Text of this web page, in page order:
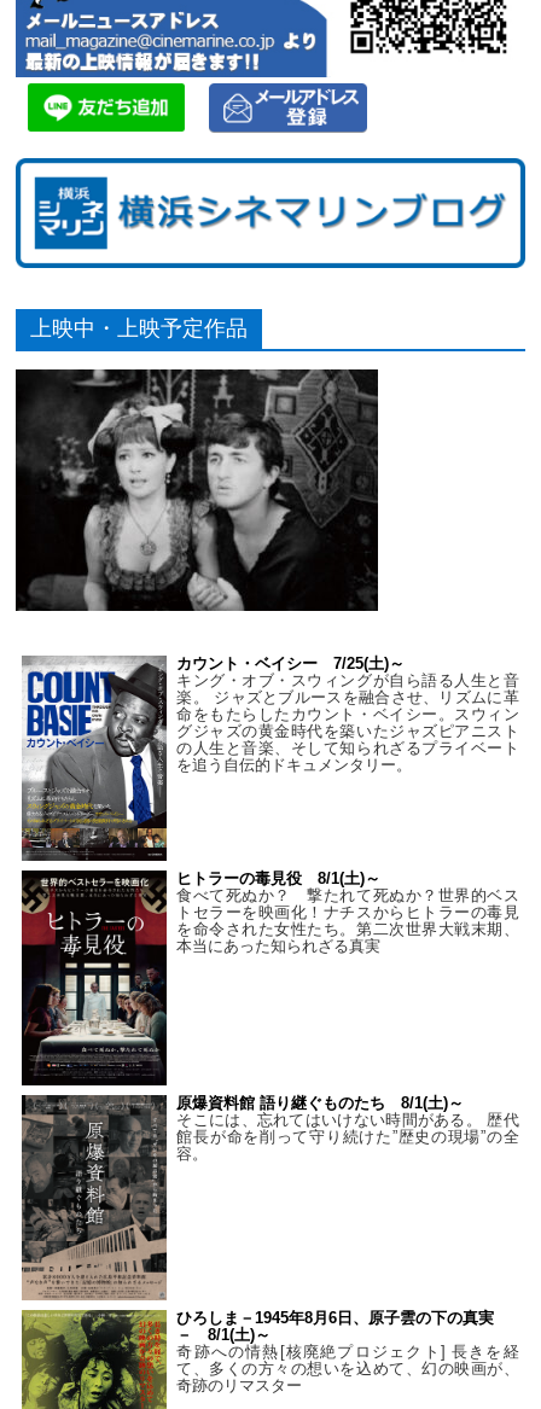
上映中・上映予定作品
カウント・ベイシー 7/25(土)～
キング・オブ・スウィングが自ら語る人生と音
楽。 ジャズとブルースを融合させ、リズムに革
命をもたらしたカウント・ベイシー。スウィン
グジャズの黄金時代を築いたジャズピアニスト
の人生と音楽、そして知られざるプライベート
を追う自伝的ドキュメンタリー。
ヒトラーの毒見役 8/1(土)～
食べて死ぬか？ 撃たれて死ぬか？世界的ベス
トセラーを映画化！ナチスからヒトラーの毒見
を命令された女性たち。第二次世界大戦末期、
本当にあった知られざる真実
原爆資料館 語り継ぐものたち 8/1(土)～
そこには、忘れてはいけない時間がある。 歴代
館長が命を削って守り続けた”歴史の現場”の全
容。
ひろしま－1945年8月6日、原子雲の下の真実
－ 8/1(土)～
奇跡への情熱[核廃絶プロジェクト] 長きを経
て、多くの方々の想いを込めて、幻の映画が、
奇跡のリマスター